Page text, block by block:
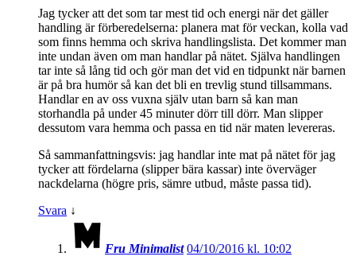
Jag tycker att det som tar mest tid och energi när det gäller
handling är förberedelserna: planera mat för veckan, kolla vad
som finns hemma och skriva handlingslista. Det kommer man
inte undan även om man handlar på nätet. Själva handlingen
tar inte så lång tid och gör man det vid en tidpunkt när barnen
är på bra humör så kan det bli en trevlig stund tillsammans.
Handlar en av oss vuxna själv utan barn så kan man
storhandla på under 45 minuter dörr till dörr. Man slipper
dessutom vara hemma och passa en tid när maten levereras.
Så sammanfattningsvis: jag handlar inte mat på nätet för jag
tycker att fördelarna (slipper bära kassar) inte överväger
nackdelarna (högre pris, sämre utbud, måste passa tid).
Svara ↓
Fru Minimalist 04/10/2016 kl. 10:02